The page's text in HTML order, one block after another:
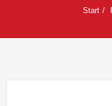
Start